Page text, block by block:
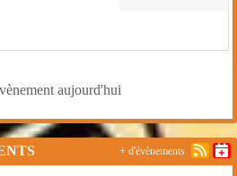
aujourd'hui
+ d'évènements